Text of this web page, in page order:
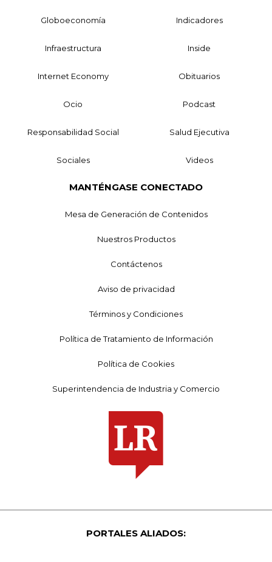
Globoeconomía Indicadores
Infraestructura Inside
Internet Economy Obituarios
Ocio Podcast
Responsabilidad Social Salud Ejecutiva
Sociales Videos
MANTÉNGASE CONECTADO
Mesa de Generación de Contenidos
Nuestros Productos
Contáctenos
Aviso de privacidad
Términos y Condiciones
Política de Tratamiento de Información
Política de Cookies
Superintendencia de Industria y Comercio
PORTALES ALIADOS: